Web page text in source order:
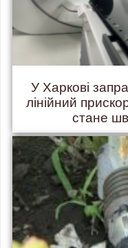
У Харкові
лінійний
стане